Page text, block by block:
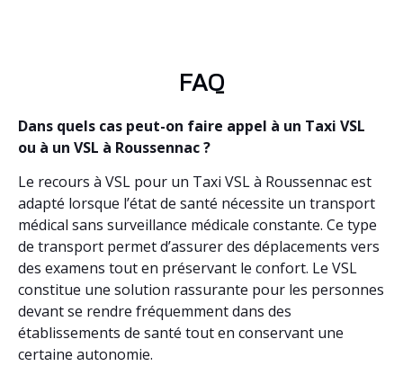
FAQ
Dans quels cas peut-on faire appel à un Taxi VSL
ou à un VSL à Roussennac ?
Le recours à VSL pour un Taxi VSL à Roussennac est
adapté lorsque l’état de santé nécessite un transport
médical sans surveillance médicale constante. Ce type
de transport permet d’assurer des déplacements vers
des examens tout en préservant le confort. Le VSL
constitue une solution rassurante pour les personnes
devant se rendre fréquemment dans des
établissements de santé tout en conservant une
certaine autonomie.